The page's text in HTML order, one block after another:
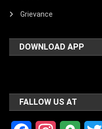
Grievance
DOWNLOAD APP
FALLOW US AT